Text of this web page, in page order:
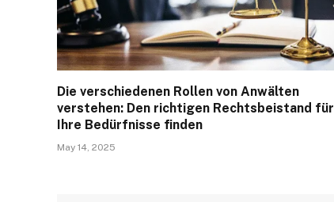
Die verschiedenen Rollen von Anwälten
verstehen: Den richtigen Rechtsbeistand für
Ihre Bedürfnisse finden
May 14, 2025